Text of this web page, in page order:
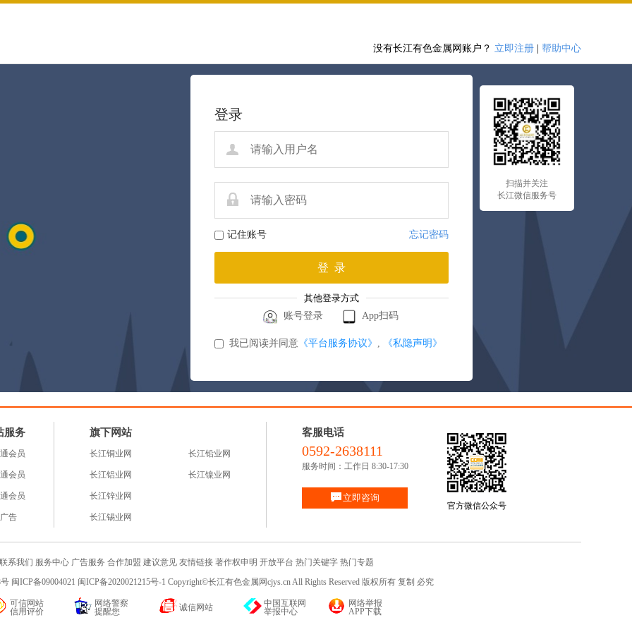
没有长江有色金属网账户？ 立即注册 帮助中心
扫描并关注
长江微信服务号
登录
记住账号 忘记密码
登 录
其他登录方式
账号登录
App扫码
我已阅读并同意 《平台服务协议》 , 《私隐声明》
服务
会员
会员
会员
告
旗下网站
长江铜业网
长江铝业网
长江锌业网
长江锡业网
长江铅业网
长江镍业网
客服电话
0592-2638111
服务时间：工作日 8:30-17:30
立即咨询
官方微信公众号
联系我们 服务中心 广告服务 合作加盟 建议意见 友情链接 著作权申明 开放平台 热门关键字 热门专题
闽ICP备09004021 闽ICP备2020021215号-1 Copyright©长江有色金属网cjys.cn All Rights Reserved 版权所有 复制 必究
可信网站
信用评价
网络警察
提醒您
诚信网站
中国互联网
举报中心
网络举报
APP下载